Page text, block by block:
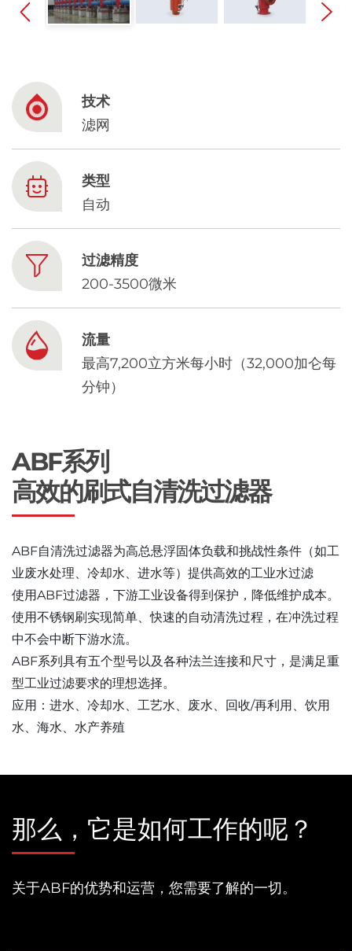
French
North America
技术
滤网
类型
自动
过滤精度
200-3500微米
流量
最高7,200立方米每小时（32,000加仑每
分钟）
ABF系列
高效的刷式自清洗过滤器
ABF自清洗过滤器为高总悬浮固体负载和挑战性条件（如工
业废水处理、冷却水、进水等）提供高效的工业水过滤
使用ABF过滤器，下游工业设备得到保护，降低维护成本。
使用不锈钢刷实现简单、快速的自动清洗过程，在冲洗过程
中不会中断下游水流。
ABF系列具有五个型号以及各种法兰连接和尺寸，是满足重
型工业过滤要求的理想选择。
应用：进水、冷却水、工艺水、废水、回收/再利用、饮用
水、海水、水产养殖
那么，它是如何工作的呢？
关于ABF的优势和运营，您需要了解的一切。